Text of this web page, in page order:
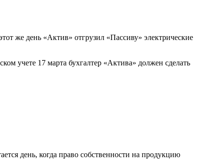
же день «Актив» отгрузил «Пассиву» электрические
учете 17 марта бухгалтер «Актива» должен сделать
день, когда право собственности на продукцию